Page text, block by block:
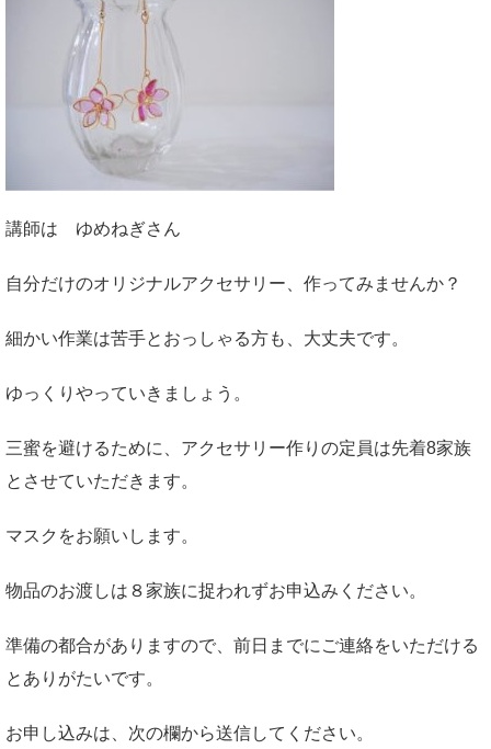
講師は ゆめねぎさん
自分だけのオリジナルアクセサリー、作ってみませんか？
細かい作業は苦手とおっしゃる方も、大丈夫です。
ゆっくりやっていきましょう。
三蜜を避けるために、アクセサリー作りの定員は先着8家族
とさせていただきます。
マスクをお願いします。
物品のお渡しは８家族に捉われずお申込みください。
準備の都合がありますので、前日までにご連絡をいただける
とありがたいです。
お申し込みは、次の欄から送信してください。